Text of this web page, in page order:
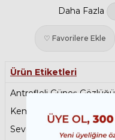
Daha Fazla
♡ Favorilere Ekle
Ürün Etiketleri
Antrefleli Güneş Gözlüğü
Kemik Güneş Gözlüğü
Sevgililer Gününe Özel